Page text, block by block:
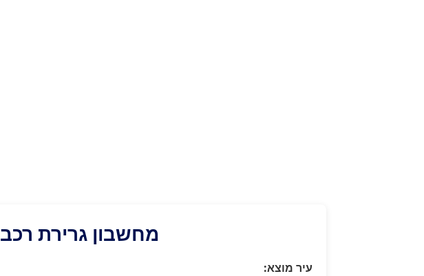
מחשבון גרירת רכב
עיר מוצא: